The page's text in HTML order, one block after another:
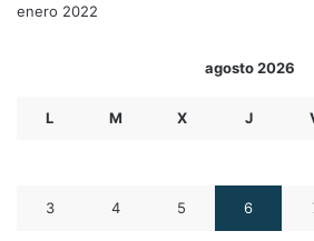
enero 2022
agosto 2026
L M X J
3 4 5 6